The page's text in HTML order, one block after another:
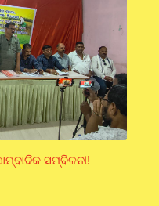
ସମ୍ବିଳନୀ!